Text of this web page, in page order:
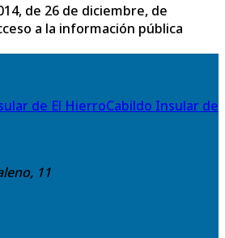
de 26 de diciembre, de
a la información pública
Cabildo Insular de
11